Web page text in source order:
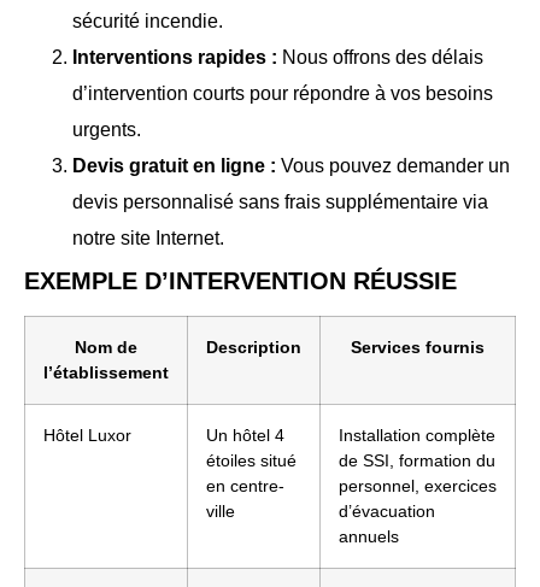
sécurité incendie.
Interventions rapides : Nous offrons des délais
d’intervention courts pour répondre à vos besoins
urgents.
Devis gratuit en ligne : Vous pouvez demander un
devis personnalisé sans frais supplémentaire via
notre site Internet.
EXEMPLE D’INTERVENTION RÉUSSIE
Nom de
l’établissement
Description Services fournis
Hôtel Luxor
Un hôtel 4
étoiles situé
en centre-
ville
Installation complète
de SSI, formation du
personnel, exercices
d’évacuation
annuels